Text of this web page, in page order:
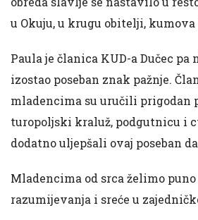
u Okuju, u krugu obitelji,
Paula je članica KUD-a Dučec pa
izostao poseban znak pažnje.
mladencima su uručili prigodan
turopoljski kraluž, podgutnicu i
dodatno uljepšali ovaj poseban
Mladencima od srca želimo
razumijevanja i sreće u